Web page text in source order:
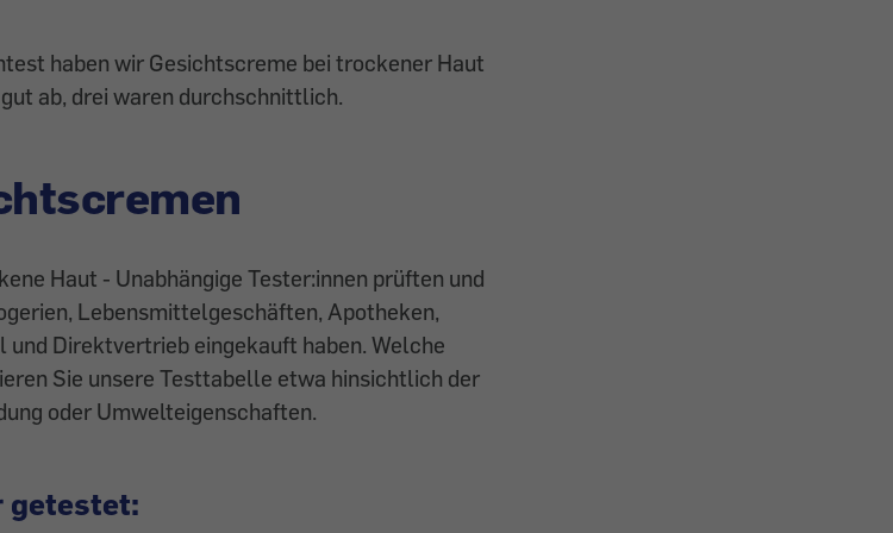
haben wir Gesichtscreme bei trockener Haut
ab, drei waren durchschnittlich.
Haut - Unabhängige Tester:innen prüften und
Lebensmittelgeschäften, Apotheken,
Direktvertrieb eingekauft haben. Welche
Sie unsere Testtabelle etwa hinsichtlich der
oder Umwelteigenschaften.
getestet: